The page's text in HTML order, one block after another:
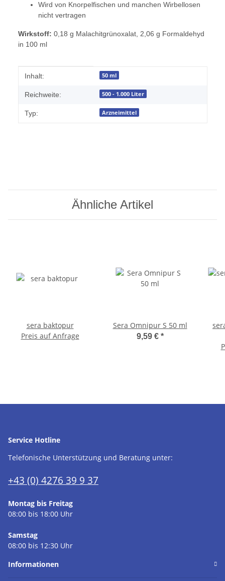
Wird von Knorpelfischen und manchen Wirbellosen
nicht vertragen
Wirkstoff: 0,18 g Malachitgrünoxalat, 2,06 g Formaldehyd
in 100 ml
Produkteigenschaft
Wert
Inhalt: 50 ml
Reichweite: 500 - 1.000 Liter
Typ: Arzneimittel
Ähnliche Artikel
sera baktopur
Preis auf Anfrage
Sera Omnipur S 50 ml
9,59 € *
Service Hotline
Telefonische Unterstützung und Beratung unter:
+43 (0) 4276 39 9 37
Montag bis Freitag
08:00 bis 18:00 Uhr
Samstag
08:00 bis 12:30 Uhr
Informationen